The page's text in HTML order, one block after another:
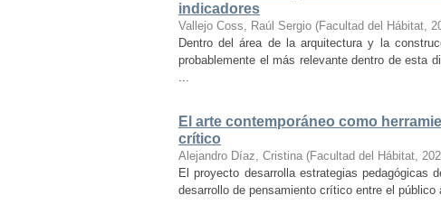
indicadores
Vallejo Coss, Raúl Sergio (Facultad del Hábitat,
Dentro del área de la arquitectura y la
probablemente el más relevante dentro de esta
...
El arte contemporáneo como
crítico
Alejandro Díaz, Cristina (Facultad del Hábitat,
El proyecto desarrolla estrategias pedagógicas
desarrollo de pensamiento crítico entre el